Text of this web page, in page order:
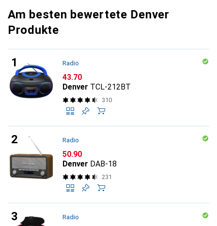
Am besten bewertete Denver
Produkte
Radio
CHF
43.70
Denver TCL-212BT
310
Radio
CHF
50.90
Denver DAB-18
231
Radio